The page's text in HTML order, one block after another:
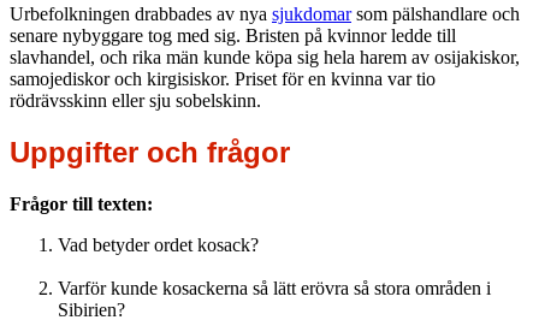
Urbefolkningen drabbades av nya sjukdomarsom pälshandlare och
senare nybyggare tog med sig. Bristen på kvinnor ledde till
slavhandel, och rika män kunde köpa sig hela harem av osijakiskor,
samojediskor och kirgisiskor. Priset för en kvinna var tio
rödrävsskinn eller sju sobelskinn.
Uppgifter och frågor
Frågor till texten:
Vad betyder ordet kosack?
Varför kunde kosackerna så lätt erövra så stora områden i
Sibirien?